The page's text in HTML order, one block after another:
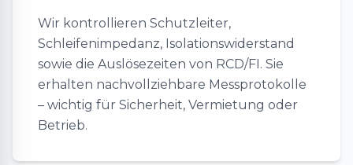
Wir kontrollieren Schutzleiter,
Schleifenimpedanz, Isolationswiderstand
sowie die Auslösezeiten von RCD/FI. Sie
erhalten nachvollziehbare Messprotokolle
– wichtig für Sicherheit, Vermietung oder
Betrieb.